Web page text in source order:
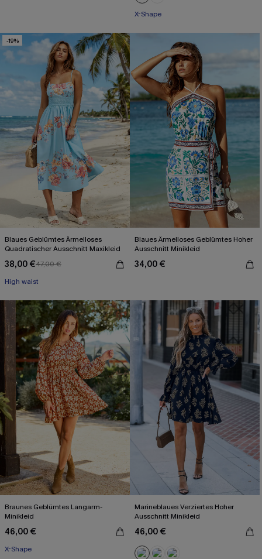
X-Shape
-19%
Blaues Geblümtes Ärmelloses
Quadratischer Ausschnitt Maxikleid
38,00 €47,00 €
High waist
Blaues Ärmelloses Geblümtes Hoher
Ausschnitt Minikleid
34,00 €
Braunes Geblümtes Langarm-
Minikleid
46,00 €
X-Shape
Marineblaues Verziertes Hoher
Ausschnitt Minikleid
46,00 €